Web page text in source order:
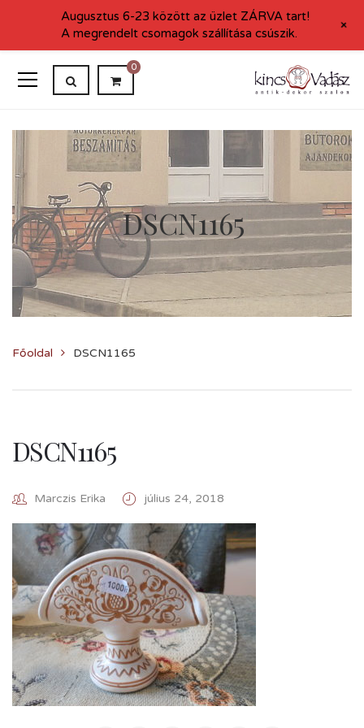
0
DSCN1165
Főoldal DSCN1165
DSCN1165
Marczis Erika július 24, 2018
Augusztus 6-23 között az üzlet ZÁRVA tart!
A megrendelt csomagok szállítása csúszik.
+